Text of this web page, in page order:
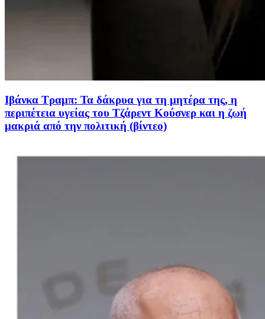
Ιβάνκα Τραμπ: Τα δάκρυα για τη μητέρα της, η
περιπέτεια υγείας του Τζάρεντ Κούσνερ και η ζωή
μακριά από την πολιτική (βίντεο)